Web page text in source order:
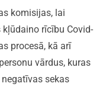
komisijas, lai
rīcību Covid-
procesā, kā arī
vārdus, kuras
sekas